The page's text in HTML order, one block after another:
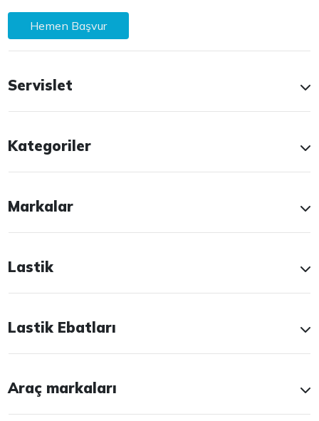
Hemen Başvur
Servislet
Kategoriler
Markalar
Lastik
Lastik Ebatları
Araç markaları